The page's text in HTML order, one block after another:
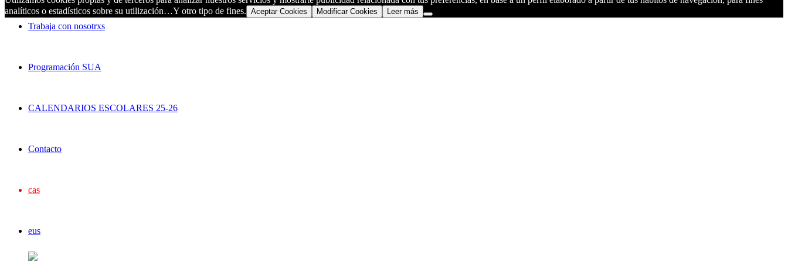
Trabaja con nosotrxs
Programación SUA
CALENDARIOS ESCOLARES 25-26
Contacto
cas
eus
analíticos o estadísticos sobre su utilización…Y otro tipo de fines. Aceptar Cookies Modificar Cookies Leer más